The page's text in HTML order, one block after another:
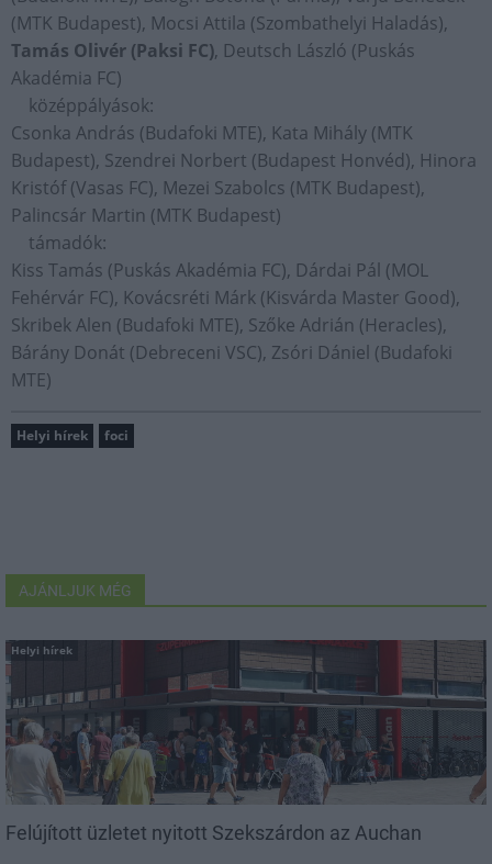
(MTK Budapest), Mocsi Attila (Szombathelyi Haladás),
Tamás Olivér (Paksi FC), Deutsch László (Puskás
Akadémia FC)
középpályások:
Csonka András (Budafoki MTE), Kata Mihály (MTK
Budapest), Szendrei Norbert (Budapest Honvéd), Hinora
Kristóf (Vasas FC), Mezei Szabolcs (MTK Budapest),
Palincsár Martin (MTK Budapest)
támadók:
Kiss Tamás (Puskás Akadémia FC), Dárdai Pál (MOL
Fehérvár FC), Kovácsréti Márk (Kisvárda Master Good),
Skribek Alen (Budafoki MTE), Szőke Adrián (Heracles),
Bárány Donát (Debreceni VSC), Zsóri Dániel (Budafoki
MTE)
Helyi hírek foci
AJÁNLJUK MÉG
Helyi hírek
Felújított üzletet nyitott Szekszárdon az Auchan